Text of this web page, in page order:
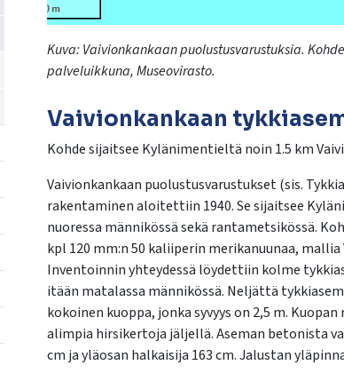
alasvetovalikkoa
alasvetovalikkoa
alasvetovalikkoa
alasvetovalikkoa
Kuva:Vaivionkankaanpuolustusvarustuksia.
palveluikkuna, Museovirasto.
Vaivionkankaan
Kohde sijaitsee Kylänimentieltä noin 1.5 km
Vaivionkankaan puolustusvarustukset (sis.
rakentaminen aloitettiin 1940. Se sijaitsee
nuoressa männikössä sekä rantametsikössä.
kpl 120 mm:n 50 kaliiperin merikanuunaa,
Inventoinnin yhteydessä löydettiin kolme
itään matalassa männikössä. Neljättä
kokoinen kuoppa, jonka syvyys on 2,5 m.
alimpia hirsikertoja jäljellä. Aseman betonista
cm ja yläosan halkaisija 163 cm. Jalustan